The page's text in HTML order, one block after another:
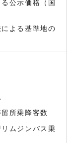
示価格（国
る基準地の
乗降客数
ジンバス乗